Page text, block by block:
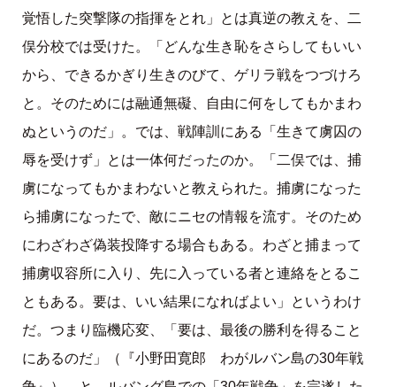
覚悟した突撃隊の指揮をとれ」とは真逆の教えを、二
俣分校では受けた。「どんな生き恥をさらしてもいい
から、できるかぎり生きのびて、ゲリラ戦をつづけろ
と。そのためには融通無礙、自由に何をしてもかまわ
ぬというのだ」。では、戦陣訓にある「生きて虜囚の
辱を受けず」とは一体何だったのか。「二俣では、捕
虜になってもかまわないと教えられた。捕虜になった
ら捕虜になったで、敵にニセの情報を流す。そのため
にわざわざ偽装投降する場合もある。わざと捕まって
捕虜収容所に入り、先に入っている者と連絡をとるこ
ともある。要は、いい結果になればよい」というわけ
だ。つまり臨機応変、「要は、最後の勝利を得ること
にあるのだ」（『小野田寛郎 わがルバン島の30年戦